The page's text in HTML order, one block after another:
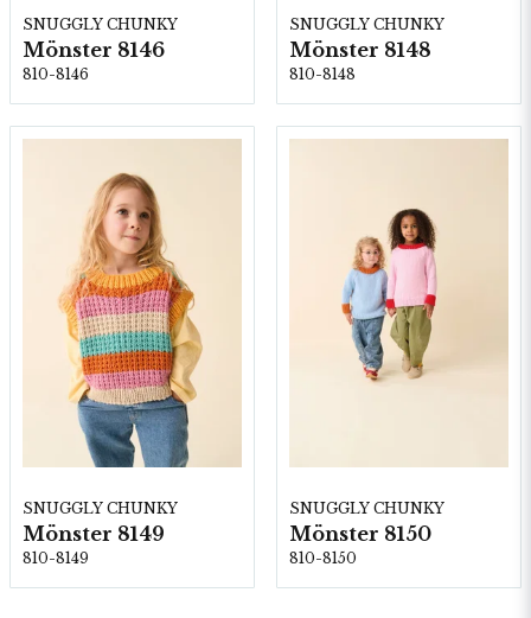
SNUGGLY CHUNKY
Mönster 8146
810-8146
SNUGGLY CHUNKY
Mönster 8148
810-8148
SNUGGLY CHUNKY
Mönster 8149
810-8149
SNUGGLY CHUNKY
Mönster 8150
810-8150